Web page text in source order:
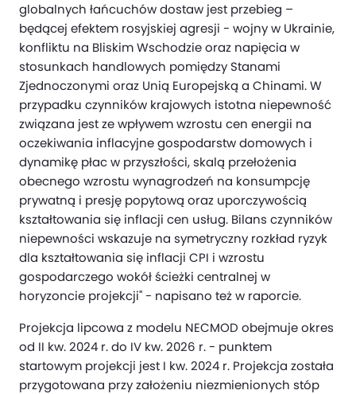
globalnych łańcuchów dostaw jest przebieg –
będącej efektem rosyjskiej agresji - wojny w Ukrainie,
konfliktu na Bliskim Wschodzie oraz napięcia w
stosunkach handlowych pomiędzy Stanami
Zjednoczonymi oraz Unią Europejską a Chinami. W
przypadku czynników krajowych istotna niepewność
związana jest ze wpływem wzrostu cen energii na
oczekiwania inflacyjne gospodarstw domowych i
dynamikę płac w przyszłości, skalą przełożenia
obecnego wzrostu wynagrodzeń na konsumpcję
prywatną i presję popytową oraz uporczywością
kształtowania się inflacji cen usług. Bilans czynników
niepewności wskazuje na symetryczny rozkład ryzyk
dla kształtowania się inflacji CPI i wzrostu
gospodarczego wokół ścieżki centralnej w
horyzoncie projekcji" - napisano też w raporcie.
Projekcja lipcowa z modelu NECMOD obejmuje okres
od II kw. 2024 r. do IV kw. 2026 r. - punktem
startowym projekcji jest I kw. 2024 r. Projekcja została
przygotowana przy założeniu niezmienionych stóp